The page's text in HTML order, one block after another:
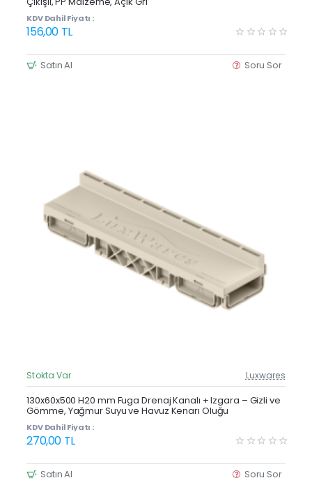
KDV Dahil Fiyatı :
156,00 TL
Satın Al Soru Sor
Güncel Fiyat
Yeni Ürün
Stokta Var Luxwares
130x60x500 H20 mm Fuga Drenaj Kanalı + Izgara – Gizli ve
Gömme, Yağmur Suyu ve Havuz Kenarı Oluğu
KDV Dahil Fiyatı :
270,00 TL
Satın Al Soru Sor